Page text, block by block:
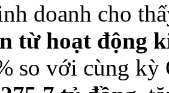
doanh cho
từ hoạt động
so với cùng